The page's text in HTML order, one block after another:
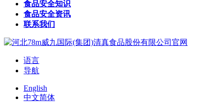
食品安全知识
食品安全资讯
联系我们
语言
导航
English
中文简体